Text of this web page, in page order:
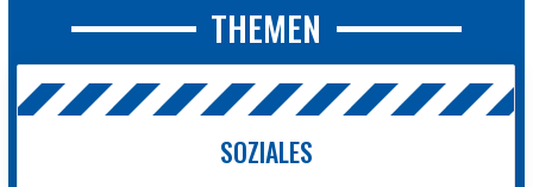
THEMEN
SOZIALES